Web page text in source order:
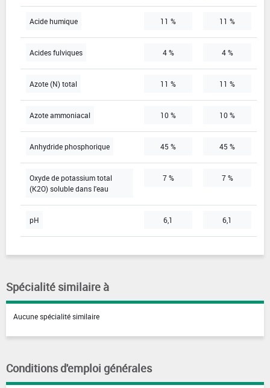
Acide humique 11 % 11 %
Acides fulviques 4 % 4 %
Azote (N) total 11 % 11 %
Azote ammoniacal 10 % 10 %
Anhydride phosphorique 45 % 45 %
Oxyde de potassium total
(K2O) soluble dans l'eau
7 % 7 %
pH 6,1 6,1
Spécialité similaire à
Aucune spécialité similaire
Conditions d'emploi générales